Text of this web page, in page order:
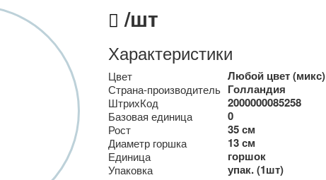
/шт
Характеристики
Цвет Любой цвет (микс)
Страна-производитель Голландия
ШтрихКод 2000000085258
Базовая единица 0
Рост 35 см
Диаметр горшка 13 см
Единица горшок
Упаковка упак. (1шт)